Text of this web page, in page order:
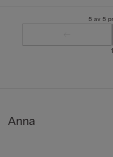
5 av 5
1
Anna